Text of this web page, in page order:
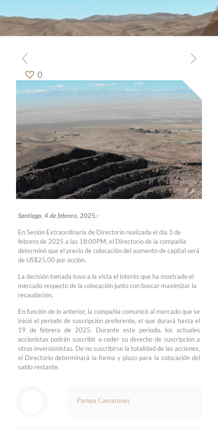
0
Santiago, 4 de febrero, 2025.-
En Sesión Extraordinaria de Directorio realizada el día 3 de
febrero de 2025 a las 18:00PM, el Directorio de la compañía
determinó que el precio de colocación del aumento de capital será
de US$25,00 por acción.
La decisión tomada tuvo a la vista el interés que ha mostrado el
mercado respecto de la colocación junto con buscar maximizar la
recaudación.
En función de lo anterior, la compañía comunicó al mercado que se
inició el periodo de suscripción preferente, el que durará hasta el
19 de febrero de 2025. Durante este periodo, los actuales
accionistas podrán suscribir o ceder su derecho de suscripción a
otros inversionistas. De no suscribirse la totalidad de las acciones,
el Directorio determinará la forma y plazo para la colocación del
saldo restante.
Pampa Camarones